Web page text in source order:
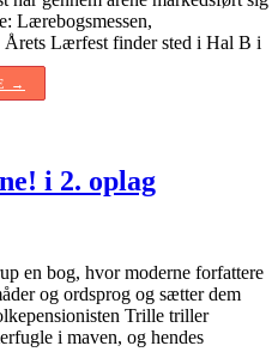
Lærebogsmessen,
Lærfest finder sted i Hal B i
→
i 2. oplag
en bog, hvor moderne forfattere
og ordsprog og sætter dem
Trille triller
i maven, og hendes